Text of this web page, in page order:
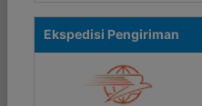
Ekspedisi Pengiriman